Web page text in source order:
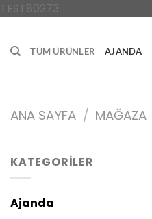
TEST80273
TÜM ÜRÜNLER AJANDA
ANA SAYFA / MAĞAZA
KATEGORILER
Ajanda